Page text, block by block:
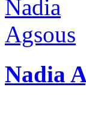
Nadia